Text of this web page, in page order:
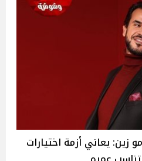
يعاني أزمة اختيارات